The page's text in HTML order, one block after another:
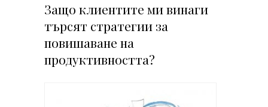
Защо клиентите ми винаги
търсят стратегии за
повишаване на
продуктивността?